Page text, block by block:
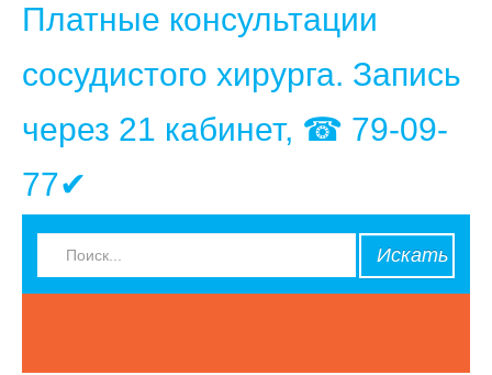
Платные консультации
сосудистого хирурга. Запись
через 21 кабинет, ☎ 79-09-
77✔
Искать